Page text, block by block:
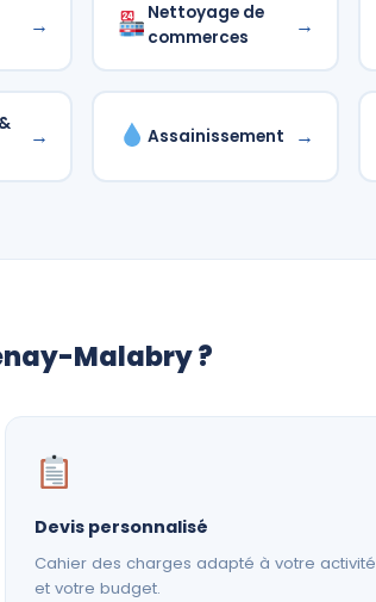
→
Nettoyage de
commerces
→
→ Assainissement →
Malabry ?
Devis personnalisé
Cahier des charges adapté à votre activité
et votre budget.